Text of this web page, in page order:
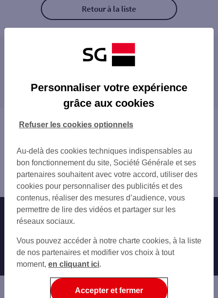
Retour à la liste
Les distributeurs/automates à proximité
BIARRITZ 63 B AV DU PRESIDENT KEN
BIARRITZ CLEMENCEAU
BIARRITZ CSO 5
ANGLET
ANGLET 17 RUE AMEDEE DUFOURG
ST JEAN DE LUZ 2 PL DU MAL FOCH - A
ANGLET 1 AV DE LA CHAMBRE D AMOUR
ANGLET 3 AV DE MAIGNON
ANGLET 64 RUE DE BAHINOS
CSO ST-JEAN-DE-LUZ
BAYONNE
BAYONNE 5 RUE DU 49EME
BAYONNE 1 PL DE LA LIBERTE
ST PIERRE D'IRUBE
proximité
SAINT-JEAN-DE-LUZ
TARNOS
HENDAYE
Vous êtes ici : Accueil
Bidart
Distributeur/automate BIDART AV DU PLATEAU
Nos engagements Nous contacter
Autres sites SG
Professionnels
Entreprises
Associations
Personnaliser votre expérience
grâce aux cookies
Au-delà des cookies techniques indispensables au
bon fonctionnement du site, Société Générale et ses
partenaires souhaitent avec votre accord, utiliser des
cookies pour personnaliser des publicités et des
contenus, réaliser des mesures d’audience, vous
permettre de lire des vidéos et partager sur les
réseaux sociaux.
Vous pouvez accéder à notre charte cookies, à la liste
de nos partenaires et modifier vos choix à tout
moment, en cliquant ici.
Refuser les cookies optionnels
Accepter et fermer